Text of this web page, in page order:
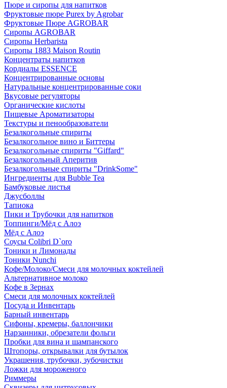
Пюре и сиропы для напитков
Фруктовые пюре Purex by Agrobar
Фруктовые Пюре AGROBAR
Сиропы AGROBAR
Сиропы Herbarista
Сиропы 1883 Maison Routin
Концентраты напитков
Кордиалы ESSENCE
Концентрированные основы
Натуральные концентрированные соки
Вкусовые регуляторы
Органические кислоты
Пищевые Ароматизаторы
Текстуры и пенообразователи
Безалкогольные спириты
Безалкогольное вино и Биттеры
Безалкогольные спириты "Giffard"
Безалкогольный Аперитив
Безалкогольные спириты "DrinkSome"
Ингредиенты для Bubble Tea
Бамбуковые листья
Джусболлы
Тапиока
Пики и Трубочки для напитков
Топпинги/Мёд с Алоэ
Мёд с Алоэ
Соусы Colibri D`oro
Тоники и Лимонады
Тоники Nunchi
Кофе/Молоко/Смеси для молочных коктейлей
Альтернативное молоко
Кофе в Зернах
Смеси для молочных коктейлей
Посуда и Инвентарь
Барный инвентарь
Сифоны, кремеры, баллончики
Нарзанники, обрезатели фольги
Пробки для вина и шампанского
Штопоры, открывалки для бутылок
Украшения, трубочки, зубочистки
Ложки для мороженого
Риммеры